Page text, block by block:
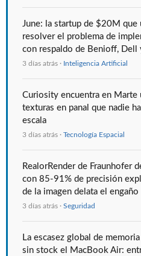
June: la startup de $20M que
resolver el problema de
con respaldo de Benioff, Dell
3 días atrás · Inteligencia Artificial
Curiosity encuentra en Marte
texturas en panal que nadie
escala
3 días atrás · Tecnología Espacial
RealorRender de Fraunhofer
con 85-91% de precisión
de la imagen delata el engaño
3 días atrás · Seguridad
La escasez global de
sin stock el MacBook Air: